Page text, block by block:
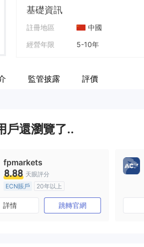
基礎資訊
註冊地區
中國
經營年限
5-10年
監管披露 評價
戶還瀏覽了..
fpmarkets
8.88 天眼評分
ECN賬戶
20年以上
澳大利亞監管
全牌照 (MM)
主標MT4
詳情 跳轉官網